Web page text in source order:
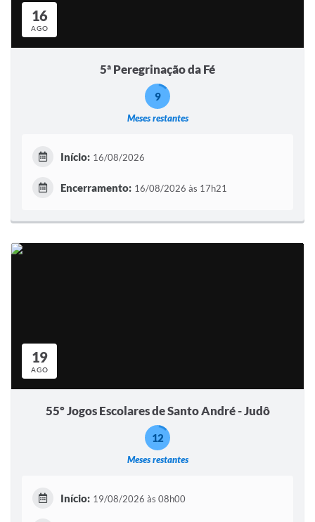
16
AGO
5ª Peregrinação da Fé
Meses restantes
9
Início: 16/08/2026
Encerramento: 16/08/2026 às 17h21
19
AGO
55º Jogos Escolares de Santo André - Judô
Meses restantes
12
Início: 19/08/2026 às 08h00